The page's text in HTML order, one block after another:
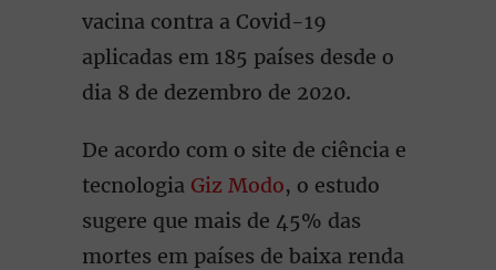
vacina contra a Covid-19
aplicadas em 185 países desde o
dia 8 de dezembro de 2020.
De acordo com o site de ciência e
tecnologia Giz Modo, o estudo
sugere que mais de 45% das
mortes em países de baixa renda